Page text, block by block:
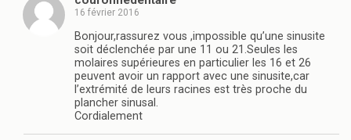
16 février 2016
Bonjour,rassurez vous ,impossible qu’une sinusite
soit déclenchée par une 11 ou 21.Seules les
molaires supérieures en particulier les 16 et 26
peuvent avoir un rapport avec une sinusite,car
l’extrémité de leurs racines est très proche du
plancher sinusal.
Cordialement